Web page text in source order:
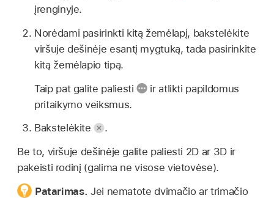
įrenginyje.
Norėdami pasirinkti kitą žemėlapį, bakstelėkite
viršuje dešinėje esantį mygtuką, tada pasirinkite
kitą žemėlapio tipą.
Taip pat galite paliesti
ir atlikti papildomus
pritaikymo veiksmus.
Bakstelėkite
.
Be to, viršuje dešinėje galite paliesti 2D ar 3D ir
pakeisti rodinį (galima ne visose vietovėse).
Patarimas. Jei nematote dvimačio ar trimačio